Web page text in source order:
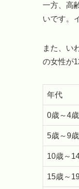
一方、高
いです。
また、い
の女性が
年代
0歳～4歳
5歳～9歳
10歳～
15歳～